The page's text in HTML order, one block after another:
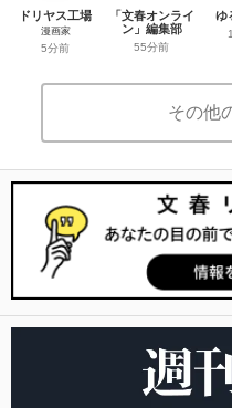
ドリヤス工場
漫画家
5分前
「文春オンライ
ン」編集部
55分前
ゆ
その他